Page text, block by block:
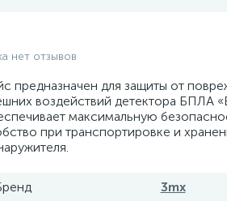
нет отзывов
предназначен для защиты от
воздействий детектора БПЛА
максимальную
при транспортировке и
3mx